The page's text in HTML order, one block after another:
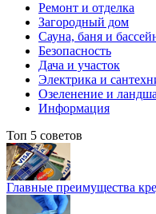
Ремонт и отделка
Загородный дом
Сауна, баня и
Безопасность
Дача и участок
Электрика и
Озеленение и
Информация
Топ 5 советов
Главные преимущества